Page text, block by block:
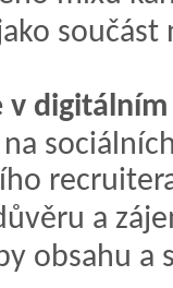
v
na
a
obsahu a